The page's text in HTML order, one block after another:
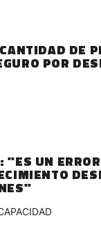
DE
POR
"ES UN